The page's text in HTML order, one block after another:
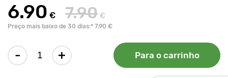
6.90 € 7.90 €
Preço mais baixo de 30 dias:* 7.90 €
- + Para o carrinho